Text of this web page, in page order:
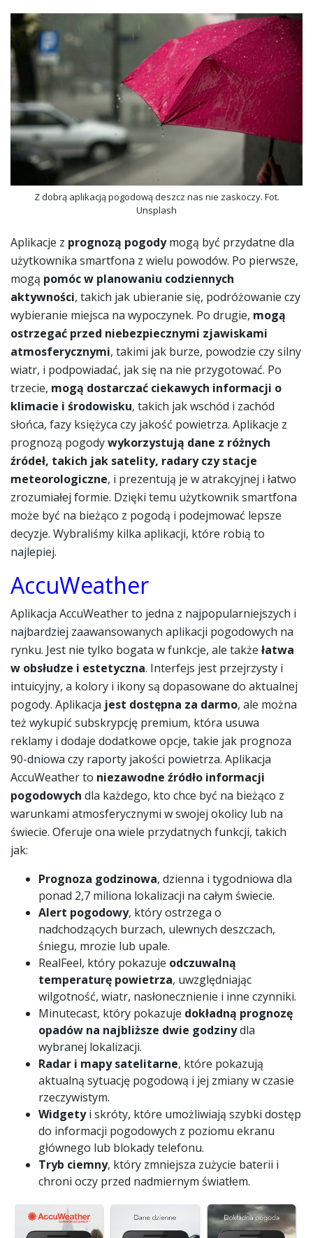
Z dobrą aplikacją pogodową deszcz nas nie zaskoczy. Fot.
Unsplash
Aplikacje z prognozą pogodymogą być przydatne dla
użytkownika smartfona z wielu powodów. Po pierwsze,
mogą pomóc w planowaniu codziennych
aktywności, takich jak ubieranie się, podróżowanie czy
wybieranie miejsca na wypoczynek. Po drugie, mogą
ostrzegać przed niebezpiecznymi zjawiskami
atmosferycznymi, takimi jak burze, powodzie czy silny
wiatr, i podpowiadać, jak się na nie przygotować. Po
trzecie, mogą dostarczać ciekawych informacji o
klimacie i środowisku, takich jak wschód i zachód
słońca, fazy księżyca czy jakość powietrza. Aplikacje z
prognozą pogodywykorzystują dane z różnych
źródeł, takich jak satelity, radary czy stacje
meteorologiczne, i prezentują je w atrakcyjnej i łatwo
zrozumiałej formie. Dzięki temu użytkownik smartfona
może być na bieżąco z pogodą i podejmować lepsze
decyzje. Wybraliśmy kilka aplikacji, które robią to
najlepiej.
AccuWeather
Aplikacja AccuWeather to jedna z najpopularniejszych i
najbardziej zaawansowanych aplikacji pogodowych na
rynku. Jest nie tylko bogata w funkcje, ale także łatwa
w obsłudze i estetyczna. Interfejs jest przejrzysty i
intuicyjny, a kolory i ikony są dopasowane do aktualnej
pogody. Aplikacja jest dostępna za darmo, ale można
też wykupić subskrypcję premium, która usuwa
reklamy i dodaje dodatkowe opcje, takie jak prognoza
90-dniowa czy raporty jakości powietrza. Aplikacja
AccuWeather to niezawodne źródło informacji
pogodowych dla każdego, kto chce być na bieżąco z
warunkami atmosferycznymi w swojej okolicy lub na
świecie. Oferuje ona wiele przydatnych funkcji, takich
jak:
Prognoza godzinowa, dzienna i tygodniowa dla
ponad 2,7 miliona lokalizacji na całym świecie.
Alert pogodowy, który ostrzega o
nadchodzących burzach, ulewnych deszczach,
śniegu, mrozie lub upale.
RealFeel, który pokazuje odczuwalną
temperaturę powietrza, uwzględniając
wilgotność, wiatr, nasłonecznienie i inne czynniki.
Minutecast, który pokazuje dokładną prognozę
opadów na najbliższe dwie godzinydla
wybranej lokalizacji.
Radar i mapy satelitarne, które pokazują
aktualną sytuację pogodową i jej zmiany w czasie
rzeczywistym.
Widgetyi skróty, które umożliwiają szybki dostęp
do informacji pogodowych z poziomu ekranu
głównego lub blokady telefonu.
Tryb ciemny, który zmniejsza zużycie baterii i
chroni oczy przed nadmiernym światłem.